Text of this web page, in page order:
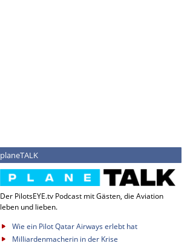
planeTALK
Der PilotsEYE.tv Podcast mit Gästen, die Aviation
leben und lieben.
Wie ein Pilot Qatar Airways erlebt hat
Milliardenmacherin in der Krise